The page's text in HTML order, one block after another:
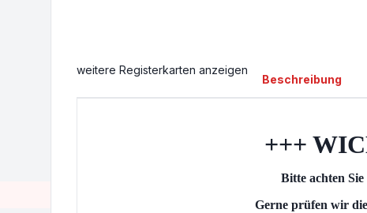
weitere Registerkarten anzeigen
Beschreibung
+++
Bitte achten
Gerne prüfen wir